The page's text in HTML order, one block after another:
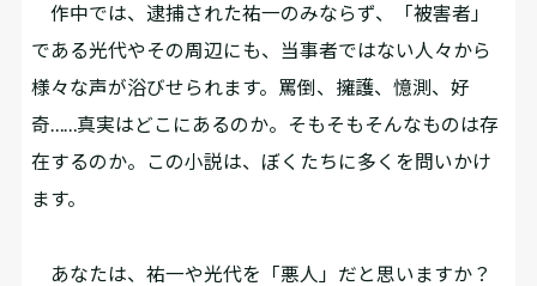
作中では、逮捕された祐一のみならず、「被害者」
である光代やその周辺にも、当事者ではない人々から
様々な声が浴びせられます。罵倒、擁護、憶測、好
奇……真実はどこにあるのか。そもそもそんなものは存
在するのか。この小説は、ぼくたちに多くを問いかけ
ます。
あなたは、祐一や光代を「悪人」だと思いますか？